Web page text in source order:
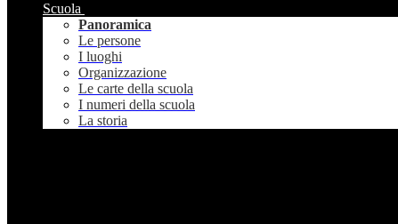
Scuola
Panoramica
Le persone
I luoghi
Organizzazione
Le carte della scuola
I numeri della scuola
La storia